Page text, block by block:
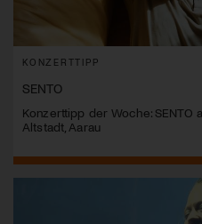
KONZERTTIPP
SENTO
Konzerttipp der Woche: SENTO
Altstadt, Aarau